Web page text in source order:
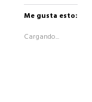
en
Facebook
en
Me gusta esto:
Cargando...